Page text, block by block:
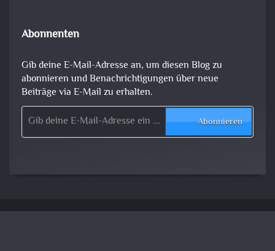
Abonnenten
Gib deine E-Mail-Adresse an, um diesen Blog zu
abonnieren und Benachrichtigungen über neue
Beiträge via E-Mail zu erhalten.
Gib deine E-Mail-Adresse ein ...
Abonnieren